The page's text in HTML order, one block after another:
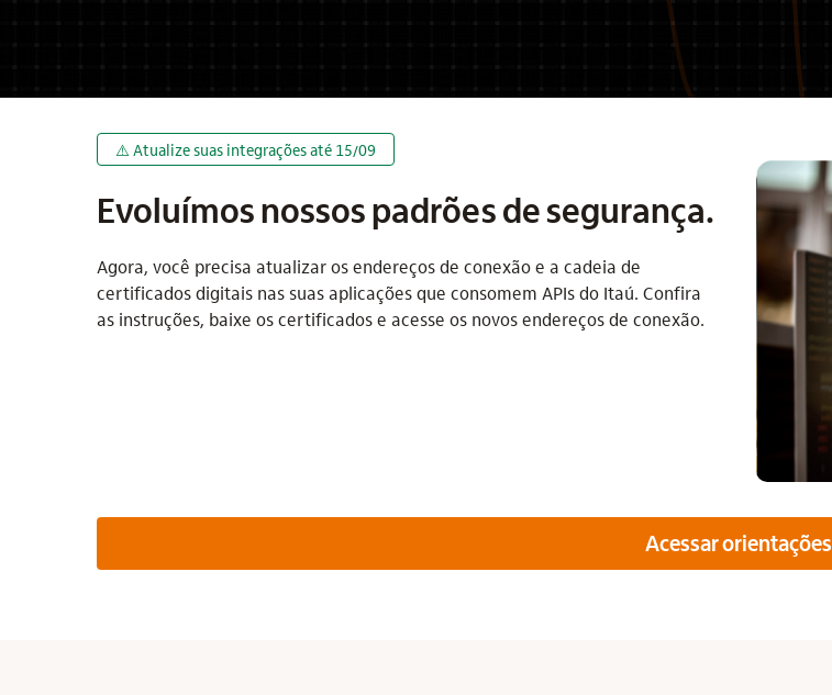
⚠️ Atualize suas integrações até 15/09
Evoluímos nossos padrões de segurança.
Agora, você precisa atualizar os endereços de conexão e a cadeia de
certificados digitais nas suas aplicações que consomem APIs do Itaú. Confira
as instruções, baixe os certificados e acesse os novos endereços de conexão.
Acessar orientações